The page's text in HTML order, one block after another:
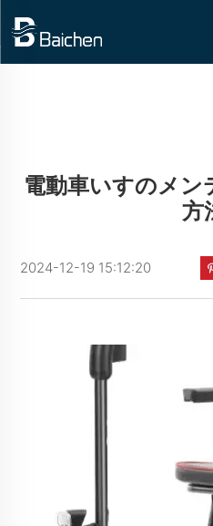
電動車いすのメ
方
2024-12-19 15:12:20